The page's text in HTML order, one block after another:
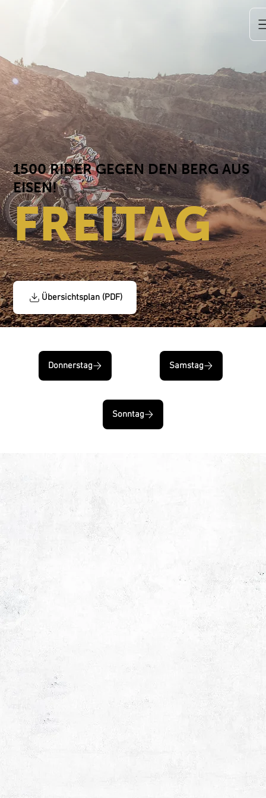
1500 RIDER GEGEN DEN BERG AUS
EISEN!
FREITAG
Übersichtsplan (PDF)
Donnerstag Samstag
Sonntag